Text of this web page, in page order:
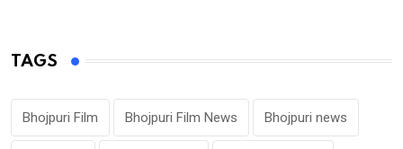
TAGS
Bhojpuri Film Bhojpuri Film News Bhojpuri news